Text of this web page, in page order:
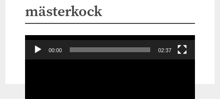
mästerkock
Videospelare
00:00 02:37